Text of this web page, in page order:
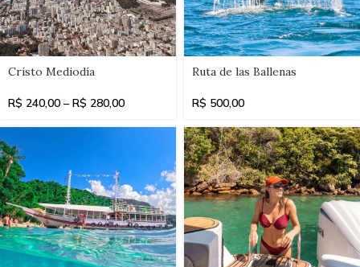
Cristo Mediodía
R$ 240,00 – R$ 280,00
Select
date(s)
Ruta de las Ballenas
R$ 500,00